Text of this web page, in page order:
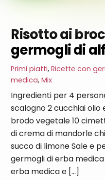
Risotto ai
germogli di
Primi piatti,Ricette con
medica,Mix
Ingredienti per 4
scalogno 2 cucchiai olio
brodo vegetale 10
di crema di mandorle
succo di limone Sale e
germogli di erba
erba medica e […]